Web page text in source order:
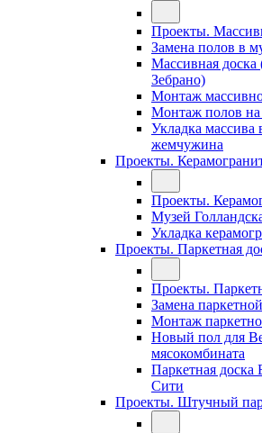
Проекты.
Замена полов в
Массивная доска
Зебрано)
Монтаж
Монтаж полов на
Укладка
жемчужина
Проекты.
Проекты.
Музей
Укладка
Проекты. Паркетная
Проекты.
Замена
Монтаж
Новый пол для
мясокомбината
Паркетная доска
Сити
Проекты. Штучный